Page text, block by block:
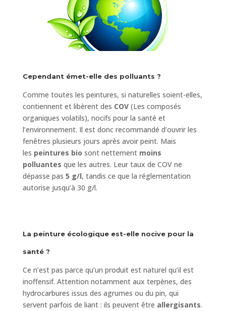
Cependant émet-elle des polluants ?
Comme toutes les peintures, si naturelles soient-elles,
contiennent et libèrent des COV (Les composés
organiques volatils), nocifs pour la santé et
l’environnement. Il est donc recommandé d’ouvrir les
fenêtres plusieurs jours après avoir peint. Mais
les peintures bio sont nettementmoins
polluantes que les autres. Leur taux de COV ne
dépasse pas 5 g/l, tandis ce que la réglementation
autorise jusqu’à 30 g/l.
La peinture écologique est-elle nocive pour la
santé ?
Ce n’est pas parce qu’un produit est naturel qu’il est
inoffensif. Attention notamment aux terpènes, des
hydrocarbures issus des agrumes ou du pin, qui
servent parfois de liant : ils peuvent être allergisants.